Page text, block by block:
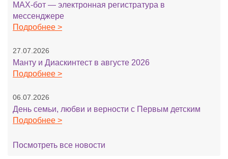
MAX-бот — электронная регистратура в
мессенджере
Подробнее >
27.07.2026
Манту и Диаскинтест в августе 2026
Подробнее >
06.07.2026
День семьи, любви и верности с Первым детским
Подробнее >
Посмотреть все новости